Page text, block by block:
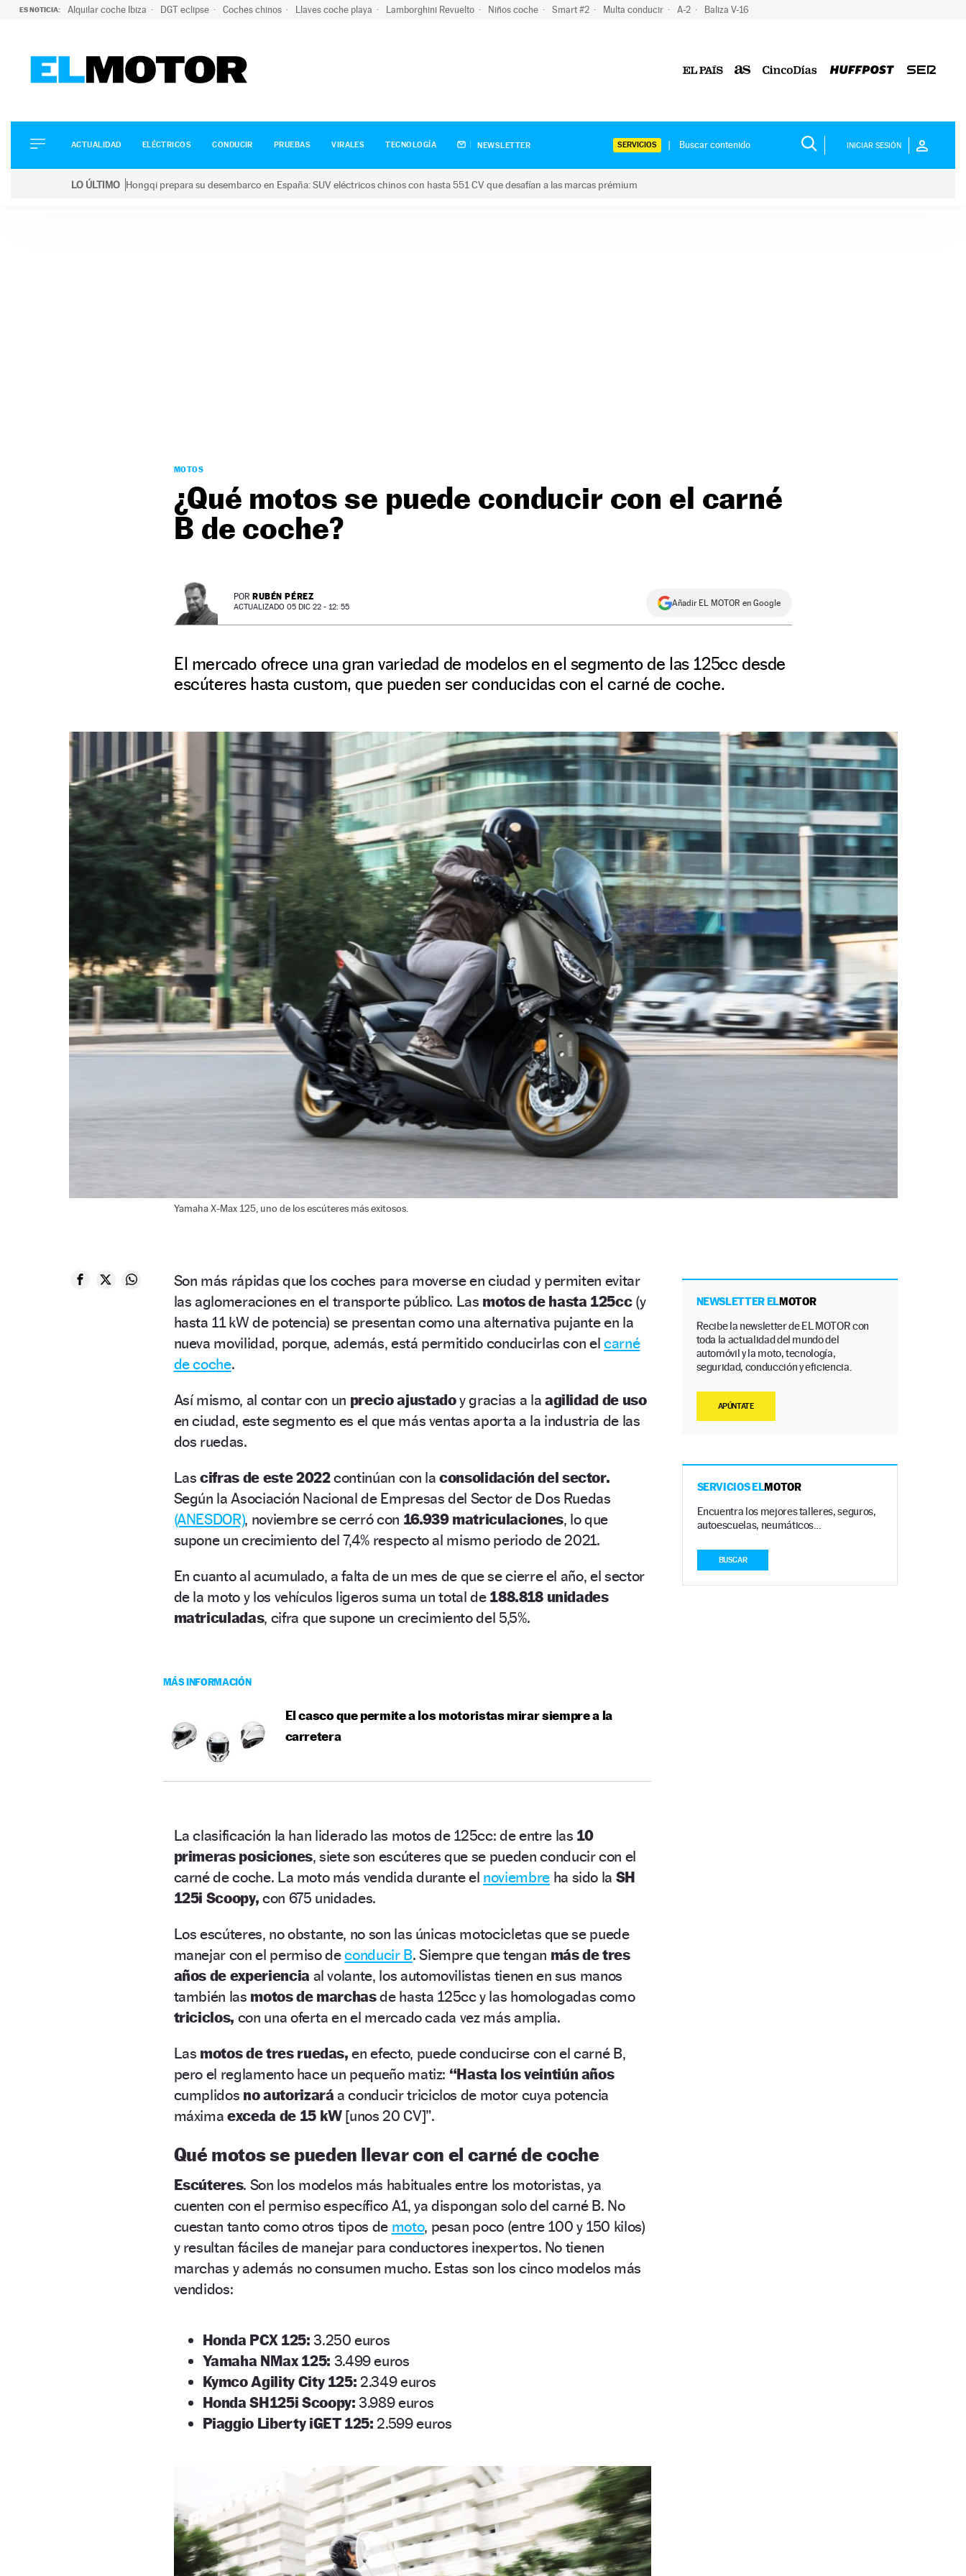
ES NOTICIA: Alquilar coche Ibiza DGT eclipse Coches chinos Llaves coche playa Lamborghini Revuelto Niños coche Smart #2 Multa conducir A-2 Baliza V-16
ELÉCTRICOS
CONDUCIR
ACTUALIDAD ELÉCTRICOS CONDUCIR PRUEBAS VIRALES TECNOLOGÍA NEWSLETTER SERVICIOS INICIAR SESIÓN
LO ÚLTIMO Hongqi prepara su desembarco en España: SUV eléctricos chinos con hasta 551 CV que desafían a las marcas prémium
MOTOS
¿Qué motos se puede conducir con el carné
B de coche?
POR RUBÉN PÉREZ
ACTUALIZADO 05 DIC 22 - 12: 55 Añadir EL MOTOR en Google
El mercado ofrece una gran variedad de modelos en el segmento de las 125cc desde
escúteres hasta custom, que pueden ser conducidas con el carné de coche.
Yamaha X-Max 125, uno de los escúteres más exitosos.
Son más rápidas que los coches para moverse en ciudad y permiten evitar
las aglomeraciones en el transporte público. Las motos de hasta 125cc (y
hasta 11 kW de potencia) se presentan como una alternativa pujante en la
nueva movilidad, porque, además, está permitido conducirlas con elcarné
de coche.
Así mismo, al contar con un precio ajustadoy gracias a la agilidad de uso
en ciudad, este segmento es el que más ventas aporta a la industria de las
dos ruedas.
Las cifras de este 2022continúan con laconsolidación del sector.
Según la Asociación Nacional de Empresas del Sector de Dos Ruedas
(ANESDOR), noviembre se cerró con 16.939 matriculaciones, lo que
supone un crecimiento del 7,4% respecto al mismo periodo de 2021.
En cuanto al acumulado, a falta de un mes de que se cierre el año, el sector
de la moto y los vehículos ligeros suma un total de188.818 unidades
matriculadas, cifra que supone un crecimiento del 5,5%.
MÁS INFORMACIÓN
El casco que permite a los motoristas mirar siempre a la
carretera
La clasificación la han liderado las motos de 125cc: de entre las 10
primeras posiciones, siete son escúteres que se pueden conducir con el
carné de coche. La moto más vendida durante el noviembreha sido la SH
125i Scoopy, con 675 unidades.
Los escúteres, no obstante, no son las únicas motocicletas que se puede
manejar con el permiso deconducir B. Siempre que tengan más de tres
años de experiencia al volante, los automovilistas tienen en sus manos
también las motos de marchasde hasta 125cc y las homologadas como
triciclos, con una oferta en el mercado cada vez más amplia.
Las motos de tres ruedas, en efecto, puede conducirse con el carné B,
pero el reglamento hace un pequeño matiz: “Hasta los veintiún años
cumplidos no autorizará a conducir triciclos de motor cuya potencia
máximaexceda de 15 kW [unos 20 CV]”.
Qué motos se pueden llevar con el carné de coche
Escúteres. Son los modelos más habituales entre los motoristas, ya
cuenten con el permiso específico A1, ya dispongan solo del carné B. No
cuestan tanto como otros tipos de moto, pesan poco (entre 100 y 150 kilos)
y resultan fáciles de manejar para conductores inexpertos. No tienen
marchas y además no consumen mucho. Estas son los cinco modelos más
vendidos:
Honda PCX 125: 3.250 euros
Yamaha NMax 125: 3.499 euros
Kymco Agility City 125: 2.349 euros
Honda SH125i Scoopy: 3.989 euros
Piaggio Liberty iGET 125: 2.599 euros
NEWSLETTER ELMOTOR
Recibe la newsletter de EL MOTOR con
toda la actualidad del mundo del
automóvil y la moto, tecnología,
seguridad, conducción y eficiencia.
APÚNTATE
SERVICIOS ELMOTOR
Encuentra los mejores talleres, seguros,
autoescuelas, neumáticos…
BUSCAR